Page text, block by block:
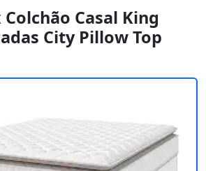
Colchão Casal King
City Pillow Top